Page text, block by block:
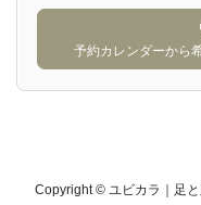
予約カレンダーから
Copyright © ユビカラ｜足